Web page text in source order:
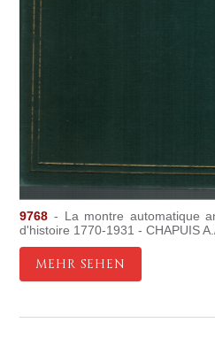
9768 - La montre automatique
d'histoire 1770-1931 - CHAPUIS
MEHR SEHEN